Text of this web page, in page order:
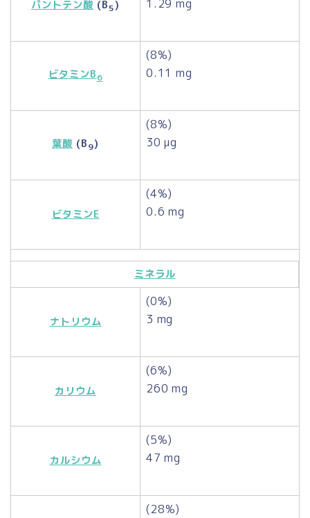
パントテン酸 (B5) 1.29 mg
ビタミンB6
(8%)
0.11 mg
葉酸 (B9)
(8%)
30 µg
ビタミンE
(4%)
0.6 mg
ミネラル
ナトリウム
(0%)
3 mg
カリウム
(6%)
260 mg
カルシウム
(5%)
47 mg
(28%)